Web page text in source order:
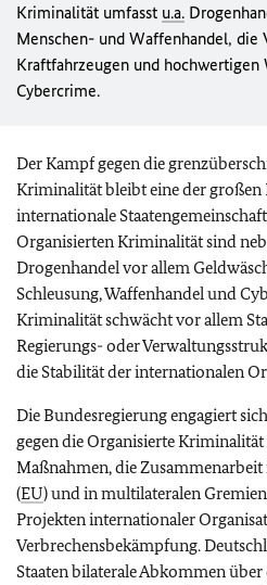
Kriminalität umfasst u.a.
Menschen- und Waffenhandel, die
Kraftfahrzeugen und hochwertigen
Cybercrime.
Der Kampf gegen die
Kriminalität bleibt eine der
internationale
Organisierten Kriminalität sind
Drogenhandel vor allem
Schleusung, Waffenhandel und
Kriminalität schwächt vor allem
Regierungs- oder
die Stabilität der internationalen
Die Bundesregierung engagiert
gegen die Organisierte
Maßnahmen, die
(EU) und in multilateralen
Projekten internationaler
Verbrechensbekämpfung.
Staaten bilaterale Abkommen